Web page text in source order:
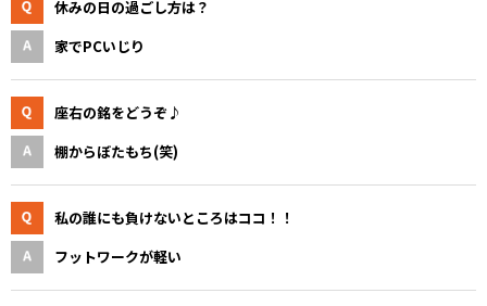
休みの日の過ごし方は？
家でPCいじり
座右の銘をどうぞ♪
棚からぼたもち(笑)
私の誰にも負けないところはココ！！
フットワークが軽い